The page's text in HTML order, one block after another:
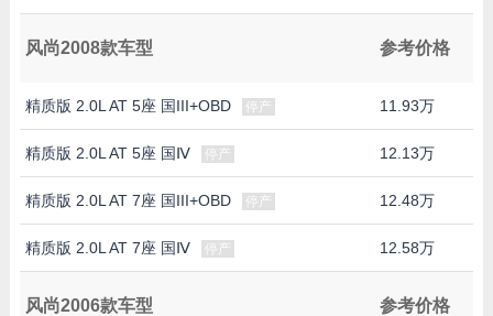
风尚2008款车型 参考价格
精质版 2.0L AT 5座 国III+OBD 停产 11.93万
精质版 2.0L AT 5座 国Ⅳ 停产 12.13万
精质版 2.0L AT 7座 国III+OBD 停产 12.48万
精质版 2.0L AT 7座 国Ⅳ 停产 12.58万
风尚2006款车型 参考价格